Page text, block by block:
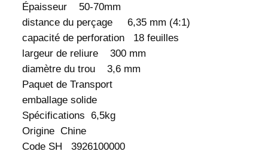
e
r
m
i
q
e
Épaisseur 50-70mm
distance du perçage 6,35 mm (4:1)
capacité de perforation 18 feuilles
largeur de reliure 300 mm
diamètre du trou 3,6 mm
Paquet de Transport
emballage solide
Spécifications 6,5kg
Origine Chine
Code SH 3926100000